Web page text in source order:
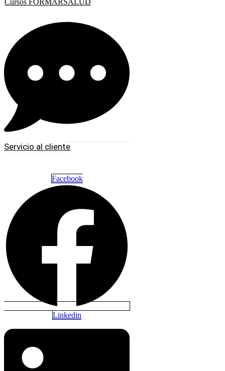
Servicio al cliente
Facebook
Linkedin